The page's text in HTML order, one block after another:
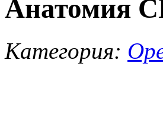
Анатомия
Категория: